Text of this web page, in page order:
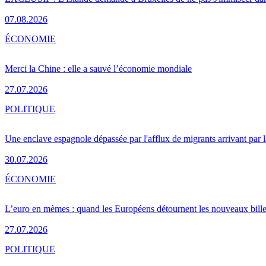
07.08.2026
Merci la Chine : elle a sauvé l’économie mondiale
27.07.2026
ÉCONOMIE
Une enclave espagnole dépassée par l'afflux de migrants arrivant par
30.07.2026
POLITIQUE
L’euro en mèmes : quand les Européens détournent les nouveaux
27.07.2026
ÉCONOMIE
POLITIQUE